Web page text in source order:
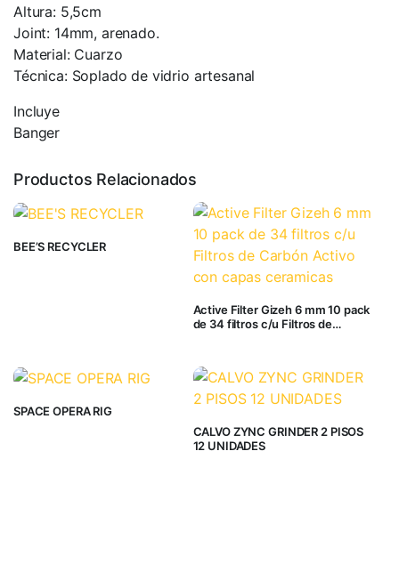
Altura: 5,5cm
Joint: 14mm, arenado.
Material: Cuarzo
Técnica: Soplado de vidrio artesanal
Incluye
Banger
Productos Relacionados
BEE’S RECYCLER
Active Filter Gizeh 6 mm 10 pack
de 34 filtros c/u Filtros de
SPACE OPERA RIG
CALVO ZYNC GRINDER 2 PISOS
12 UNIDADES